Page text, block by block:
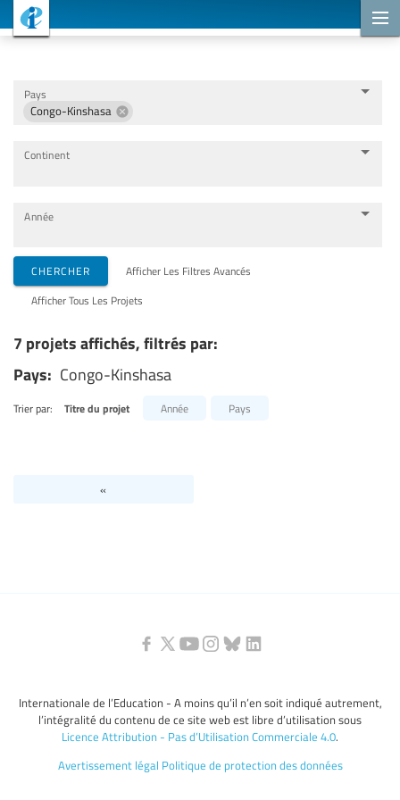
Pays
Congo-Kinshasa
Continent
Année
Organisations de mise en œuvre
Thèmes
CHERCHER Afficher Les Filtres Avancés
Afficher Tous Les Projets
7 projets affichés, filtrés par:
Pays: Congo-Kinshasa
Trier par: Titre du projet Année Pays
«
Internationale de l’Education - A moins qu’il n’en soit indiqué autrement,
l’intégralité du contenu de ce site web est libre d’utilisation sous
Licence Attribution - Pas d’Utilisation Commerciale 4.0.
Avertissement légal Politique de protection des données